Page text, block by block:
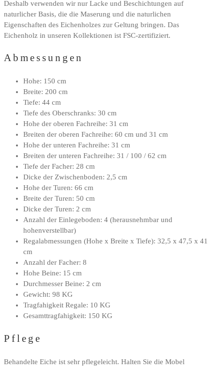
Deshalb verwenden wir nur Lacke und Beschichtungen auf
naturlicher Basis, die die Maserung und die naturlichen
Eigenschaften des Eichenholzes zur Geltung bringen. Das
Eichenholz in unseren Kollektionen ist FSC-zertifiziert.
Abmessungen
Hohe: 150 cm
Breite: 200 cm
Tiefe: 44 cm
Tiefe des Oberschranks: 30 cm
Hohe der oberen Fachreihe: 31 cm
Breiten der oberen Fachreihe: 60 cm und 31 cm
Hohe der unteren Fachreihe: 31 cm
Breiten der unteren Fachreihe: 31 / 100 / 62 cm
Tiefe der Facher: 28 cm
Dicke der Zwischenboden: 2,5 cm
Hohe der Turen: 66 cm
Breite der Turen: 50 cm
Dicke der Turen: 2 cm
Anzahl der Einlegeboden: 4 (herausnehmbar und
hohenverstellbar)
Regalabmessungen (Hohe x Breite x Tiefe): 32,5 x 47,5 x 41
cm
Anzahl der Facher: 8
Hohe Beine: 15 cm
Durchmesser Beine: 2 cm
Gewicht: 98 KG
Tragfahigkeit Regale: 10 KG
Gesamttragfahigkeit: 150 KG
Pflege
Behandelte Eiche ist sehr pflegeleicht. Halten Sie die Mobel